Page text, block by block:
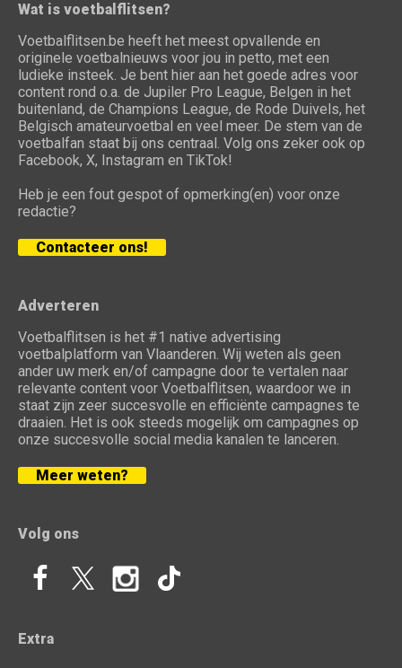
Wat is voetbalflitsen?
Voetbalflitsen.be heeft het meest opvallende en
originele voetbalnieuws voor jou in petto, met een
ludieke insteek. Je bent hier aan het goede adres voor
content rond o.a. de Jupiler Pro League, Belgen in het
buitenland, de Champions League, de Rode Duivels, het
Belgisch amateurvoetbal en veel meer. De stem van de
voetbalfan staat bij ons centraal. Volg ons zeker ook op
Facebook, X, Instagram en TikTok!
Heb je een fout gespot of opmerking(en) voor onze
redactie?
Contacteer ons!
Adverteren
Voetbalflitsen is het #1 native advertising
voetbalplatform van Vlaanderen. Wij weten als geen
ander uw merk en/of campagne door te vertalen naar
relevante content voor Voetbalflitsen, waardoor we in
staat zijn zeer succesvolle en efficiënte campagnes te
draaien. Het is ook steeds mogelijk om campagnes op
onze succesvolle social media kanalen te lanceren.
Meer weten?
Volg ons
Extra